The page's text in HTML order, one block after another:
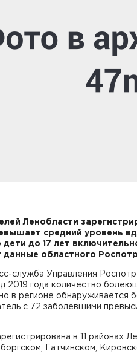
Ленобласти
средний уровень
до 17 лет
данные областного
служба Управления
2019 года количество
в регионе обнаруживается
с 72 заболевшими
в 11 районах
Гатчинском,